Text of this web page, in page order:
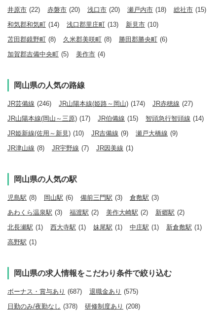
井原市 (22) 赤磐市 (20) 浅口市 (20) 瀬戸内市 (18) 総社市 (15)
和気郡和気町 (14) 浅口郡里庄町 (13) 新見市 (10)
苫田郡鏡野町 (8) 久米郡美咲町 (8) 勝田郡勝央町 (6)
加賀郡吉備中央町 (5) 美作市 (4)
岡山県の人気の路線
JR芸備線 (246) JR山陽本線(姫路～岡山) (174) JR赤穂線 (27)
JR山陽本線(岡山～三原) (17) JR伯備線 (15) 智頭急行智頭線 (14)
JR姫新線(佐用～新見) (10) JR吉備線 (9) 瀬戸大橋線 (9)
JR津山線 (8) JR宇野線 (7) JR因美線 (1)
岡山県の人気の駅
児島駅 (8) 岡山駅 (6) 備前三門駅 (3) 倉敷駅 (3)
あわくら温泉駅 (3) 福渡駅 (2) 美作大崎駅 (2) 新郷駅 (2)
北長瀬駅 (1) 西大寺駅 (1) 妹尾駅 (1) 中庄駅 (1) 新倉敷駅 (1)
高野駅 (1)
岡山県の求人情報をこだわり条件で絞り込む
ボーナス・賞与あり (687) 退職金あり (575)
日勤のみ/夜勤なし (378) 研修制度あり (208)